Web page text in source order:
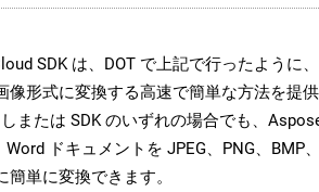
SDK は、DOT で上記で行ったように
像形式に変換する高速で簡単な方法を提
または SDK のいずれの場合でも、
ドキュメントを JPEG、PNG、BMP
単に変換できます。